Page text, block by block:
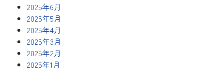
2025年6月
2025年5月
2025年4月
2025年3月
2025年2月
2025年1月